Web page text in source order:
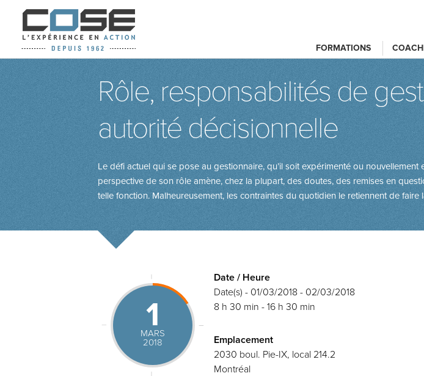
FORMATIONS
Rôle, responsabilités de
autorité décisionnelle
Le défi actuel qui se pose au gestionnaire, qu’il soit expérimenté ou
perspective de son rôle amène, chez la plupart, des doutes, des remises en
telle fonction. Malheureusement, les contraintes du quotidien le retiennent de
1
MARS
2018
Date / Heure
Date(s) - 01/03/2018 - 02/03/2018
8 h 30 min - 16 h 30 min
Emplacement
2030 boul. Pie-IX, local 214.2
Montréal